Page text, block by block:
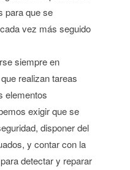
para que se
vez más seguido
siempre en
realizan tareas
elementos
exigir que se
disponer del
y contar con la
detectar y reparar